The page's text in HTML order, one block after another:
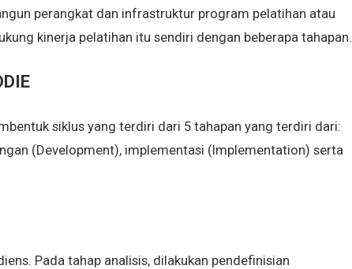
perangkat dan infrastruktur program pelatihan atau
kinerja pelatihan itu sendiri dengan beberapa tahapan.
siklus yang terdiri dari 5 tahapan yang terdiri dari:
(Development), implementasi (Implementation) serta
Pada tahap analisis, dilakukan pendefinisian